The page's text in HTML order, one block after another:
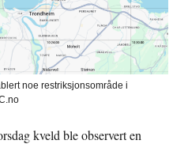
noe restriksjonsområde i
kveld ble observert en